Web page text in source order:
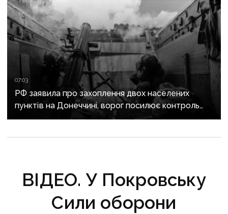
07:03
РФ заявила про захоплення двох населених
пунктів на Донеччині, ворог посилює контроль
над дорогами до Слов’янська
ВІДЕО. У Покровську
Сили оборони